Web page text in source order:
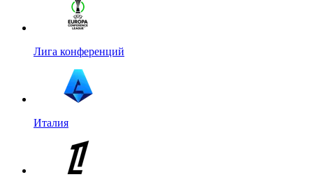
Лига конференций
Италия